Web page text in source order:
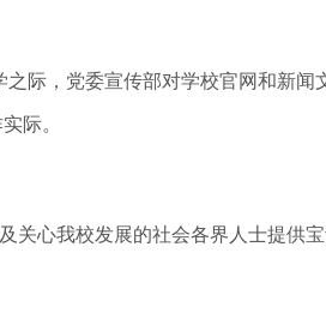
际，党委宣传部对学校官网和新闻
际。
关心我校发展的社会各界人士提供